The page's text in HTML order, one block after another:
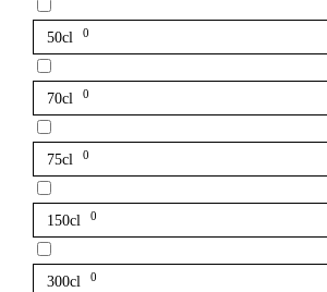
50cl 0
70cl 0
75cl 0
150cl 0
300cl 0